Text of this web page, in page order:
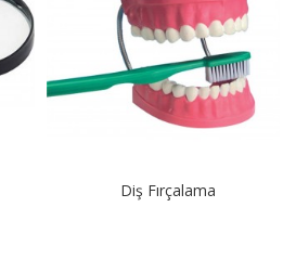
Diş Fırçalama